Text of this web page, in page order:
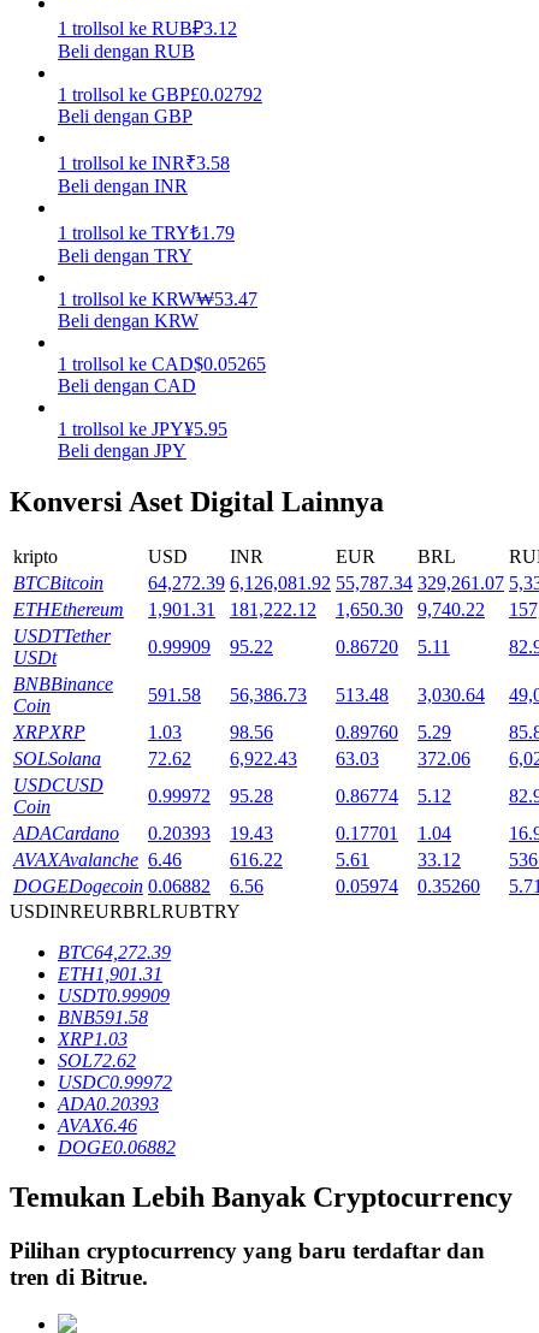
Dapatkan imbalan kompetitif setiap hari
Mempertaruhkan
Launchpool
Staking fleksibel untuk mendapatkan token populer
Penguncian BTR
Investasi eksklusif untuk pemegang BTR
Pinjaman
Layanan pinjaman yang didukung Crypto
1 trollsol ke RUB₽3.12
Beli dengan RUB
1 trollsol ke GBP£0.02792
Beli dengan GBP
1 trollsol ke INR₹3.58
Beli dengan INR
1 trollsol ke TRY₺1.79
Beli dengan TRY
1 trollsol ke KRW₩53.47
Beli dengan KRW
1 trollsol ke CAD$0.05265
Beli dengan CAD
1 trollsol ke JPY¥5.95
Beli dengan JPY
Konversi Aset Digital Lainnya
kripto USD INR EUR BRL
BTCBitcoin 64,272.39 6,126,081.92 55,787.34 329,261.07
ETHEthereum 1,901.31 181,222.12 1,650.30 9,740.22
USDTTether
USDt
0.99909 95.22 0.86720 5.11
BNBBinance
Coin
591.58 56,386.73 513.48 3,030.64
XRPXRP 1.03 98.56 0.89760 5.29
SOLSolana 72.62 6,922.43 63.03 372.06
USDCUSD
Coin
0.99972 95.28 0.86774 5.12
ADACardano 0.20393 19.43 0.17701 1.04
AVAXAvalanche 6.46 616.22 5.61 33.12
DOGEDogecoin 0.06882 6.56 0.05974 0.35260
USDINREURBRLRUBTRY
BTC64,272.39
ETH1,901.31
USDT0.99909
BNB591.58
XRP1.03
SOL72.62
USDC0.99972
ADA0.20393
AVAX6.46
DOGE0.06882
Temukan Lebih Banyak Cryptocurrency
Pilihan cryptocurrency yang baru terdaftar dan
tren di Bitrue.